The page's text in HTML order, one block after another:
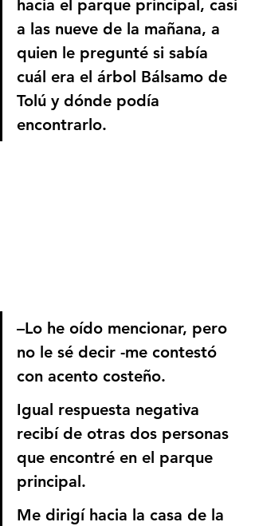
hacia el parque principal, casi
a las nueve de la mañana, a
quien le pregunté si sabía
cuál era el árbol Bálsamo de
Tolú y dónde podía
encontrarlo.
–Lo he oído mencionar, pero
no le sé decir -me contestó
con acento costeño.
Igual respuesta negativa
recibí de otras dos personas
que encontré en el parque
principal.
Me dirigí hacia la casa de la